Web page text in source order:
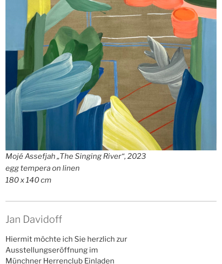
Mojé Assefjah „The Singing River“, 2023
egg tempera on linen
180 x 140 cm
Jan Davidoff
Hiermit möchte ich Sie herzlich zur
Ausstellungseröffnung im
Münchner Herrenclub Einladen